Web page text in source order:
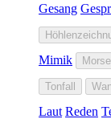
Gesang
Mimik
Tonfall
Laut Reden